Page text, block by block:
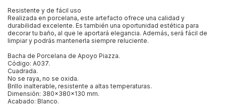
Resistente y de fácil uso
Realizada en porcelana, este artefacto ofrece una calidad y
durabilidad excelente. Es también una oportunidad estética para
decorar tu baño, al que le aportará elegancia. Además, será fácil de
limpiar y podrás mantenerla siempre reluciente.
Bacha de Porcelana de Apoyo Piazza.
Código: A037.
Cuadrada.
No se raya, no se oxida.
Brillo inalterable, resistente a altas temperaturas.
Dimensión: 380x380x130 mm.
Acabado: Blanco.